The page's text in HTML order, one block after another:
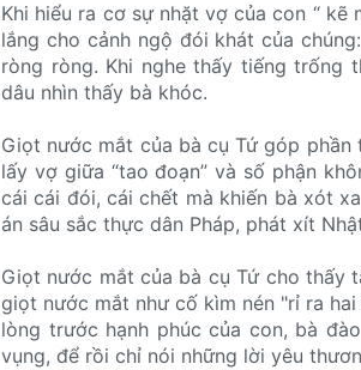
Khi hiểu ra cơ sự nhặt vợ của con “ kẽ
lắng cho cảnh ngộ đói khát của
ròng ròng. Khi nghe thấy tiếng trống
dâu nhìn thấy bà khóc.
Giọt nước mắt của bà cụ Tứ góp
lấy vợ giữa “tao đoạn” và số phận
cái cái đói, cái chết mà khiến bà xót
án sâu sắc thực dân Pháp, phát xít
Giọt nước mắt của bà cụ Tứ cho thấy
giọt nước mắt như cố kìm nén "rỉ ra
lòng trước hạnh phúc của con, bà
vụng, để rồi chỉ nói những lời yêu